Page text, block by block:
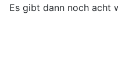
Es gibt dann noch acht